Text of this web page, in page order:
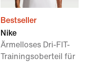
Bestseller
Nike
Ärmelloses Dri-FIT-
Trainingsoberteil für